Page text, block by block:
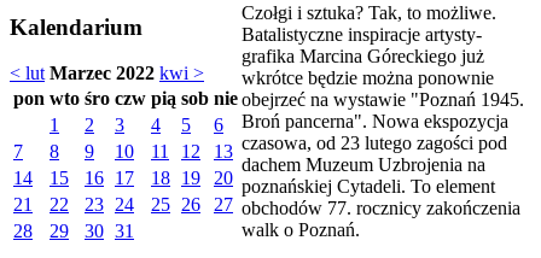
Kalendarium
< lut Marzec 2022 kwi >
pon wto śro czw pią sob nie
1
2 3 4 5
6
7
8 9 10 11 12
13
14
15 16 17 18 19
20
21
22 23 24 25 26
27
28
29 30 31
Czołgi i sztuka? Tak, to możliwe.
Batalistyczne inspiracje artysty-
grafika Marcina Góreckiego już
wkrótce będzie można ponownie
obejrzeć na wystawie "Poznań 1945.
Broń pancerna". Nowa ekspozycja
czasowa, od 23 lutego zagości pod
dachem Muzeum Uzbrojenia na
poznańskiej Cytadeli. To element
obchodów 77. rocznicy zakończenia
walk o Poznań.